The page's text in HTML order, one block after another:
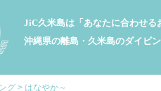
JiC久米島は「あなたに合わせる
沖縄県の離島・久米島のダイビ
グ > はなやか～